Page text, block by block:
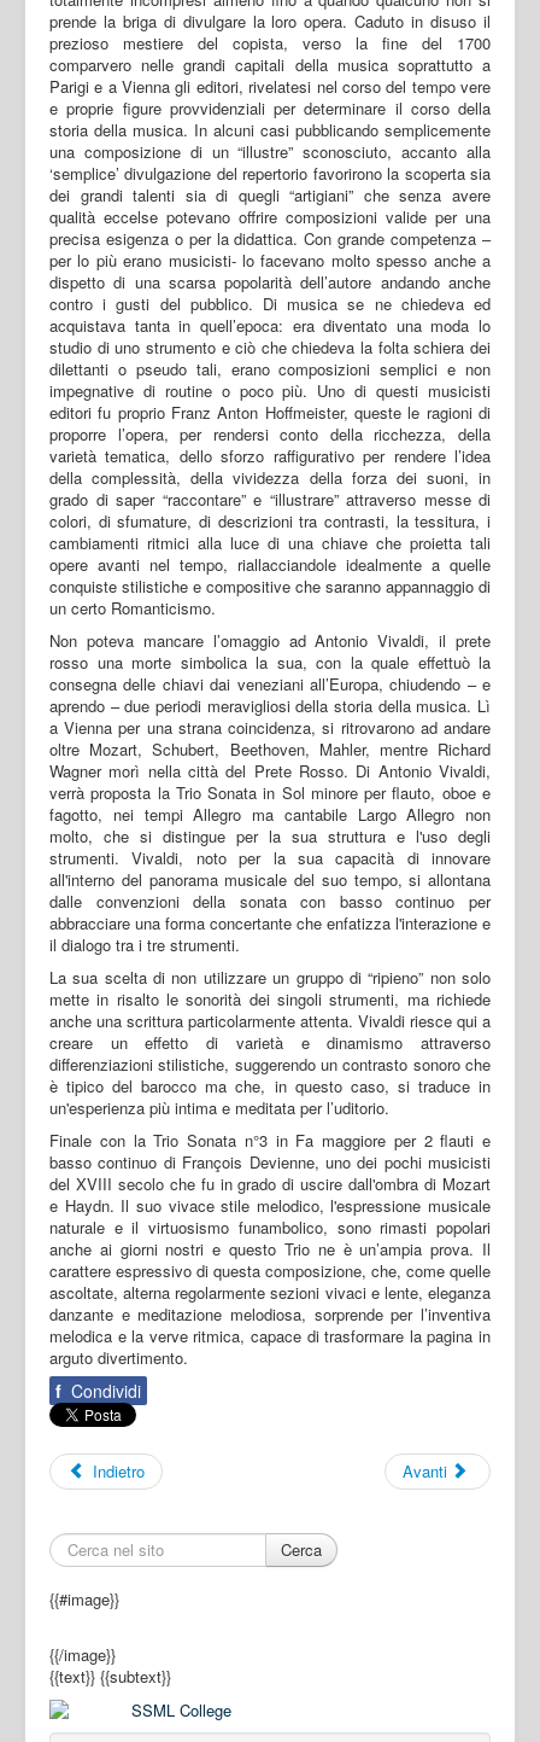
prende la briga di divulgare la loro opera. Caduto in disuso il
prezioso mestiere del copista, verso la fine del 1700
comparvero nelle grandi capitali della musica soprattutto a
Parigi e a Vienna gli editori, rivelatesi nel corso del tempo vere
e proprie figure provvidenziali per determinare il corso della
storia della musica. In alcuni casi pubblicando semplicemente
una composizione di un “illustre” sconosciuto, accanto alla
‘semplice’ divulgazione del repertorio favorirono la scoperta sia
dei grandi talenti sia di quegli “artigiani” che senza avere
qualità eccelse potevano offrire composizioni valide per una
precisa esigenza o per la didattica. Con grande competenza –
per lo più erano musicisti- lo facevano molto spesso anche a
dispetto di una scarsa popolarità dell’autore andando anche
contro i gusti del pubblico. Di musica se ne chiedeva ed
acquistava tanta in quell’epoca: era diventato una moda lo
studio di uno strumento e ciò che chiedeva la folta schiera dei
dilettanti o pseudo tali, erano composizioni semplici e non
impegnative di routine o poco più. Uno di questi musicisti
editori fu proprio Franz Anton Hoffmeister, queste le ragioni di
proporre l’opera, per rendersi conto della ricchezza, della
varietà tematica, dello sforzo raffigurativo per rendere l’idea
della complessità, della vividezza della forza dei suoni, in
grado di saper “raccontare” e “illustrare” attraverso messe di
colori, di sfumature, di descrizioni tra contrasti, la tessitura, i
cambiamenti ritmici alla luce di una chiave che proietta tali
opere avanti nel tempo, riallacciandole idealmente a quelle
conquiste stilistiche e compositive che saranno appannaggio di
un certo Romanticismo.
Non poteva mancare l’omaggio ad Antonio Vivaldi, il prete
rosso una morte simbolica la sua, con la quale effettuò la
consegna delle chiavi dai veneziani all’Europa, chiudendo – e
aprendo – due periodi meravigliosi della storia della musica. Lì
a Vienna per una strana coincidenza, si ritrovarono ad andare
oltre Mozart, Schubert, Beethoven, Mahler, mentre Richard
Wagner morì nella città del Prete Rosso. Di Antonio Vivaldi,
verrà proposta la Trio Sonata in Sol minore per flauto, oboe e
fagotto, nei tempi Allegro ma cantabile Largo Allegro non
molto, che si distingue per la sua struttura e l'uso degli
strumenti. Vivaldi, noto per la sua capacità di innovare
all'interno del panorama musicale del suo tempo, si allontana
dalle convenzioni della sonata con basso continuo per
abbracciare una forma concertante che enfatizza l'interazione e
il dialogo tra i tre strumenti.
La sua scelta di non utilizzare un gruppo di “ripieno” non solo
mette in risalto le sonorità dei singoli strumenti, ma richiede
anche una scrittura particolarmente attenta. Vivaldi riesce qui a
creare un effetto di varietà e dinamismo attraverso
differenziazioni stilistiche, suggerendo un contrasto sonoro che
è tipico del barocco ma che, in questo caso, si traduce in
un'esperienza più intima e meditata per l’uditorio.
Finale con la Trio Sonata n°3 in Fa maggiore per 2 flauti e
basso continuo di François Devienne, uno dei pochi musicisti
del XVIII secolo che fu in grado di uscire dall'ombra di Mozart
e Haydn. Il suo vivace stile melodico, l'espressione musicale
naturale e il virtuosismo funambolico, sono rimasti popolari
anche ai giorni nostri e questo Trio ne è un’ampia prova. Il
carattere espressivo di questa composizione, che, come quelle
ascoltate, alterna regolarmente sezioni vivaci e lente, eleganza
danzante e meditazione melodiosa, sorprende per l’inventiva
melodica e la verve ritmica, capace di trasformare la pagina in
arguto divertimento.
f Condividi
Indietro Avanti
Cerca
{{#image}}
{{/image}}
{{text}} {{subtext}}